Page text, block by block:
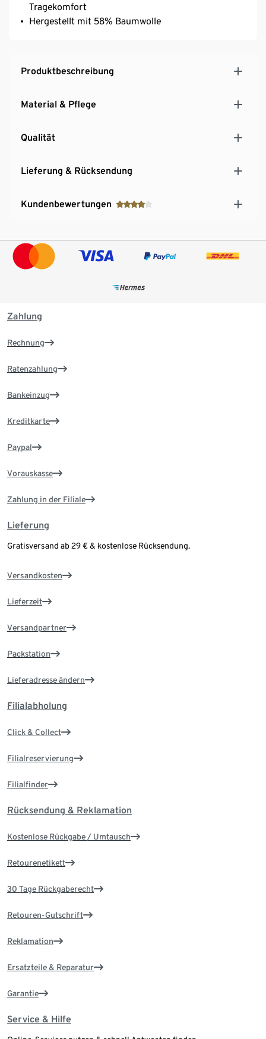
Tragekomfort
Hergestellt mit 58% Baumwolle
Produktbeschreibung
Material & Pflege
Qualität
Lieferung & Rücksendung
Kundenbewertungen
Zahlung
Rechnung
Ratenzahlung
Bankeinzug
Kreditkarte
Paypal
Vorauskasse
Zahlung in der Filiale
Lieferung
Gratisversand ab 29 € & kostenlose Rücksendung.
Versandkosten
Lieferzeit
Versandpartner
Packstation
Lieferadresse ändern
Filialabholung
Click & Collect
Filialreservierung
Filialfinder
Rücksendung & Reklamation
Kostenlose Rückgabe / Umtausch
Retourenetikett
30 Tage Rückgaberecht
Retouren-Gutschrift
Reklamation
Ersatzteile & Reparatur
Garantie
Service & Hilfe